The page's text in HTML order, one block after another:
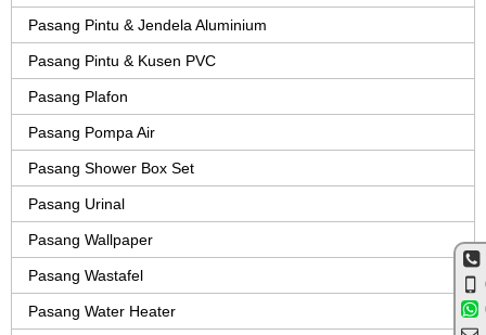
Pasang Pintu & Jendela Aluminium
Pasang Pintu & Kusen PVC
Pasang Plafon
Pasang Pompa Air
Pasang Shower Box Set
Pasang Urinal
Pasang Wallpaper
Pasang Wastafel
Pasang Water Heater